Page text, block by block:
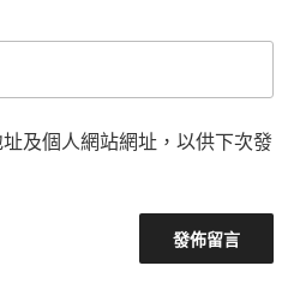
及個人網站網址，以供下次發